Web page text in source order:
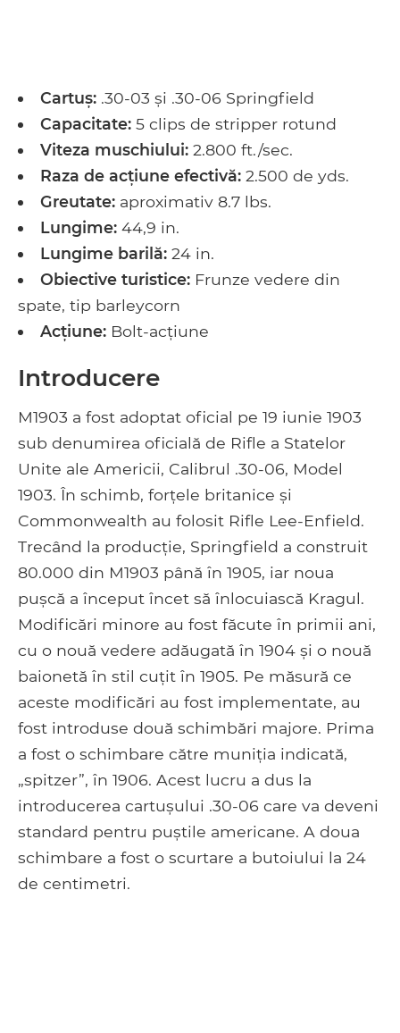
Cartuş:.30-03 și .30-06 Springfield
Capacitate:5 clips de stripper rotund
Viteza muschiului:2.800 ft./sec.
Raza de acțiune efectivă:2.500 de yds.
Greutate:aproximativ 8.7 lbs.
Lungime:44,9 in.
Lungime barilă:24 in.
Obiective turistice:Frunze vedere din
spate, tip barleycorn
Acțiune:Bolt-acțiune
Introducere
M1903 a fost adoptat oficial pe 19 iunie 1903
sub denumirea oficială de Rifle a Statelor
Unite ale Americii, Calibrul .30-06, Model
1903. În schimb, forțele britanice și
Commonwealth au folosit Rifle Lee-Enfield.
Trecând la producție, Springfield a construit
80.000 din M1903 până în 1905, iar noua
pușcă a început încet să înlocuiască Kragul.
Modificări minore au fost făcute în primii ani,
cu o nouă vedere adăugată în 1904 și o nouă
baionetă în stil cuțit în 1905. Pe măsură ce
aceste modificări au fost implementate, au
fost introduse două schimbări majore. Prima
a fost o schimbare către muniția indicată,
„spitzer”, în 1906. Acest lucru a dus la
introducerea cartușului .30-06 care va deveni
standard pentru puștile americane. A doua
schimbare a fost o scurtare a butoiului la 24
de centimetri.